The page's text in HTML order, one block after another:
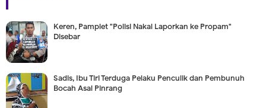
Keren, Pamplet "Polisi Nakal Laporkan ke Propam"
Disebar
Sadis, Ibu Tiri Terduga Pelaku Penculik dan Pembunuh
Bocah Asal Pinrang